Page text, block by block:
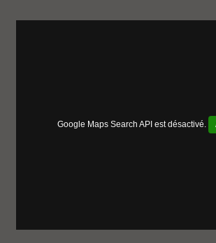
Google Maps Search API est désactivé.